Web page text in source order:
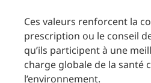
Ces valeurs renforcent la
prescription ou le conseil
qu’ils participent à une
charge globale de la santé
l’environnement.